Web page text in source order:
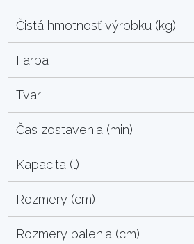
Čistá hmotnosť výrobku (kg)
Farba
Tvar
Čas zostavenia (min)
Kapacita (l)
Rozmery (cm)
Rozmery balenia (cm)